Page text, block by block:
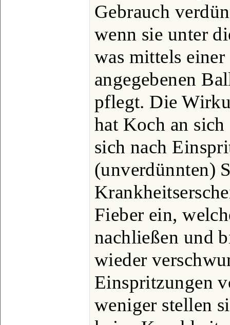
Gebrauch
wenn sie unter
was mittels
angegebenen
pflegt. Die
hat Koch an
sich nach
(unverdünnten)
Fieber ein,
nachließen und
wieder
Einspritzungen
weniger stellen